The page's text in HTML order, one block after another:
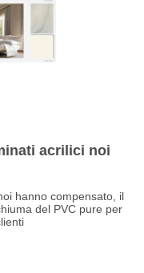
acrilici noi
hanno compensato, il
del PVC pure per